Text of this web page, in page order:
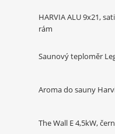
HARVIA ALU 9x21,
rám
Saunový teploměr
Aroma do sauny
The Wall E 4,5kW,